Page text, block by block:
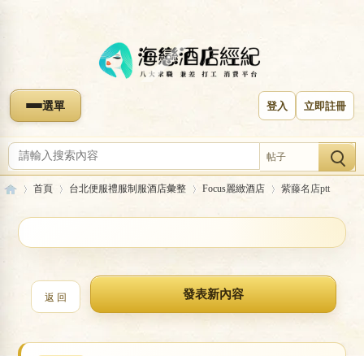
選單 登入 立即註冊
帖子
首頁 台北便服禮服制服酒店彙整 Focus麗緻酒店 紫藤名店ptt
紫藤名店ptt
返 回